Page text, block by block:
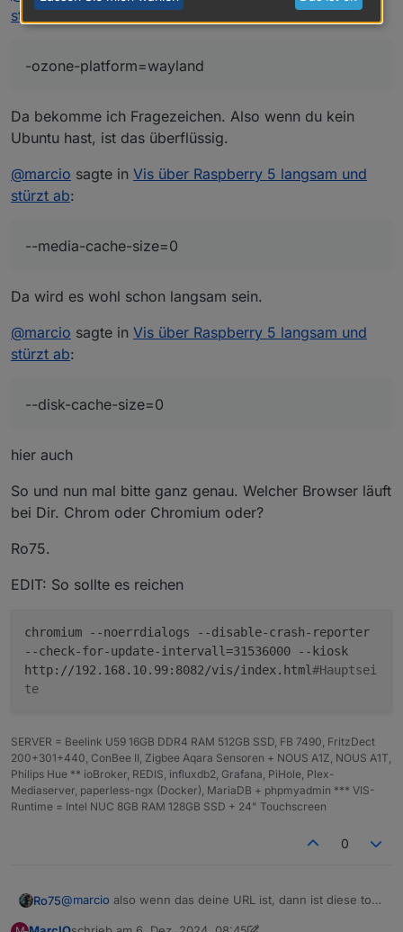
--kiosk
http://XXX.XXX.XXX.206:8282/vis/index.html#Total
stürzt ab:
-ozone-platform=wayland
Da bekomme ich Fragezeichen. Also wenn du kein
Ubuntu hast, ist das überflüssig.
@marcio sagte in Vis über Raspberry 5 langsam und
stürzt ab:
--media-cache-size=0
Da wird es wohl schon langsam sein.
@marcio sagte in Vis über Raspberry 5 langsam und
stürzt ab:
--disk-cache-size=0
hier auch
So und nun mal bitte ganz genau. Welcher Browser läuft
bei Dir. Chrom oder Chromium oder?
Ro75.
EDIT: So sollte es reichen
chromium --noerrdialogs --disable-crash-reporter
--check-for-update-intervall=31536000 --kiosk
http://192.168.10.99:8082/vis/index.html#Hauptsei
te
SERVER = Beelink U59 16GB DDR4 RAM 512GB SSD, FB 7490, FritzDect
200+301+440, ConBee II, Zigbee Aqara Sensoren + NOUS A1Z, NOUS A1T,
Philips Hue ** ioBroker, REDIS, influxdb2, Grafana, PiHole, Plex-
Mediaserver, paperless-ngx (Docker), MariaDB + phpmyadmin *** VIS-
Runtime = Intel NUC 8GB RAM 128GB SSD + 24" Touchscreen
0
Ro75@marcio also wenn das deine URL ist, dann ist diese total